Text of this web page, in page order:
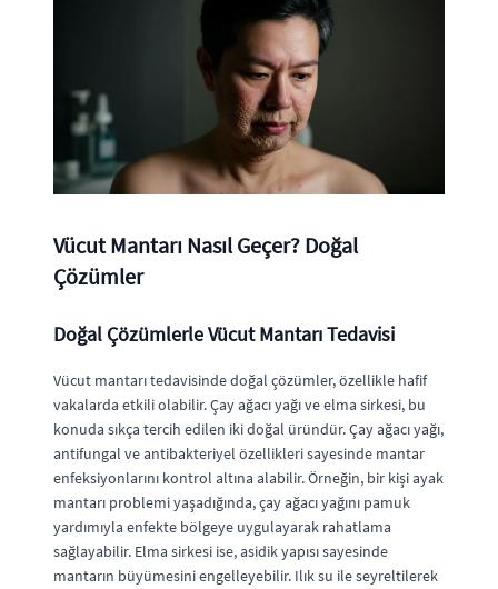
Vücut Mantarı Nasıl Geçer? Doğal
Çözümler
Doğal Çözümlerle Vücut Mantarı Tedavisi
Vücut mantarı tedavisinde doğal çözümler, özellikle hafif
vakalarda etkili olabilir. Çay ağacı yağı ve elma sirkesi, bu
konuda sıkça tercih edilen iki doğal üründür. Çay ağacı yağı,
antifungal ve antibakteriyel özellikleri sayesinde mantar
enfeksiyonlarını kontrol altına alabilir. Örneğin, bir kişi ayak
mantarı problemi yaşadığında, çay ağacı yağını pamuk
yardımıyla enfekte bölgeye uygulayarak rahatlama
sağlayabilir. Elma sirkesi ise, asidik yapısı sayesinde
mantarın büyümesini engelleyebilir. Ilık su ile seyreltilerek